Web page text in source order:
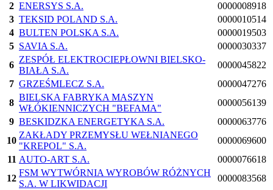
2 ENERSYS S.A.
0000008918
3 TEKSID POLAND S.A.
0000010514
4 BULTEN POLSKA S.A.
0000019503
5 SAVIA S.A.
0000030337
6
ZESPÓŁ ELEKTROCIEPŁOWNI BIELSKO-
BIAŁA S.A.
0000045822
7 GRZEŚMLECZ S.A.
0000047276
8
BIELSKA FABRYKA MASZYN
WŁÓKIENNICZYCH "BEFAMA"
0000056139
9 BESKIDZKA ENERGETYKA S.A.
0000063776
10
ZAKŁADY PRZEMYSŁU WEŁNIANEGO
"KREPOL" S.A.
0000069600
11 AUTO-ART S.A.
0000076618
12
FSM WYTWÓRNIA WYROBÓW RÓŻNYCH
S.A. W LIKWIDACJI
0000083568